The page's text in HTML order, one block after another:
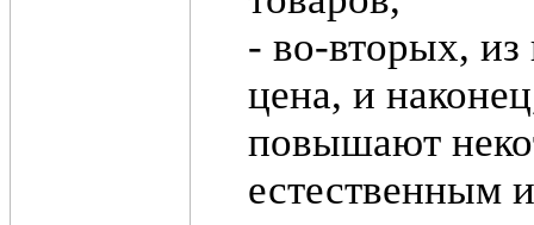
- во-вторых, из
цена, и
повышают
естественным